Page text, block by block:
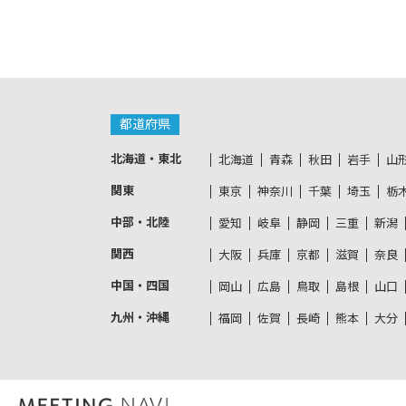
都道府県
北海道・東北 北海道 青森 秋田 岩手 山
関東 東京 神奈川 千葉 埼玉 栃
中部・北陸 愛知 岐阜 静岡 三重 新潟
関西 大阪 兵庫 京都 滋賀 奈良
中国・四国 岡山 広島 鳥取 島根 山口
九州・沖縄 福岡 佐賀 長崎 熊本 大分